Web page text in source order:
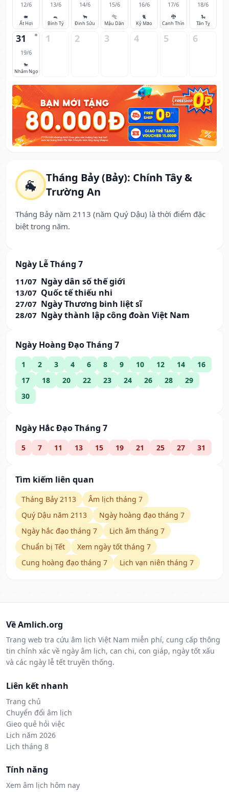
🐐
Tháng Bảy (Bảy): Chính Tây &
Trường An
Tháng Bảy năm 2113 (năm Quý Dậu) là thời điểm đặc
biệt trong năm.
Ngày Lễ Tháng 7
11/07 Ngày dân số thế giới
13/07 Quốc tế thiếu nhi
27/07 Ngày Thương binh liệt sĩ
28/07 Ngày thành lập công đoàn Việt Nam
Ngày Hoàng Đạo Tháng 7
1 2 3 4 6 8 9 10 12 14
16
17
18 20 22 23 24 26 28
29
30
Ngày Hắc Đạo Tháng 7
5 7 11 13 15 19 21 25 27 31
Tìm kiếm liên quan
Tháng Bảy 2113
Âm lịch tháng 7
Quý Dậu năm 2113
Ngày hoàng đạo tháng 7
Ngày hắc đạo tháng 7
Lịch âm tháng 7
Chuẩn bị Tết
Xem ngày tốt tháng 7
Cung hoàng đạo tháng 7
Lịch vạn niên tháng 7
12/6
🐖
Ất Hợi
13/6
🐀
Bính Tý
14/6
🐂
Đinh Sửu
15/6
🐅
Mậu Dần
16/6
🐈
Kỷ Mão
17/6
🐉
Canh Thìn
18/6
🐍
Tân Tỵ
31
19/6
🐎
Nhâm Ngọ
1 2 3 4 5 6
Về Amlich.org
Trang web tra cứu âm lịch Việt Nam miễn phí, cung cấp thông
tin chính xác về ngày âm lịch, can chi, con giáp, ngày tốt xấu
và các ngày lễ tết truyền thống.
Liên kết nhanh
Trang chủ
Chuyển đổi âm lịch
Gieo quẻ hỏi việc
Lịch năm 2026
Lịch tháng 8
Tính năng
Xem âm lịch hôm nay